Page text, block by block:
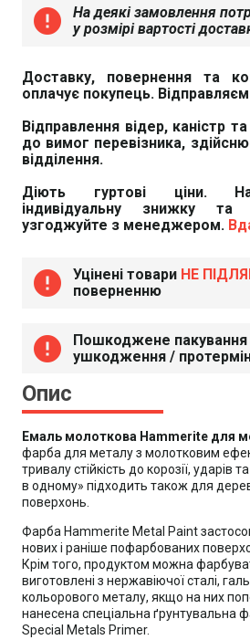
error
На деякі замовлення
у розмірі вартості
Доставку, повернення та
оплачує покупець.
Відправлення відер, каністр
до вимог перевізника,
відділення.
Діють гуртові ціни.
індивідуальну знижку
узгоджуйте з менеджером.
error Уцінені товари НЕ
поверненню
error
Пошкоджене пакування
ушкодження /
Опис
Емаль молоткова Hammerite для
фарба для металу з молотковим
тривалу стійкість до корозії, ударів
в одному» підходить також для
поверхонь.
Фарба Hammerite Metal Paint
нових і раніше пофарбованих
Крім того, продуктом можна
виготовлені з нержавіючої сталі,
кольорового металу, якщо на них
нанесена спеціальна ґрунтувальна
Special Metals Primer.